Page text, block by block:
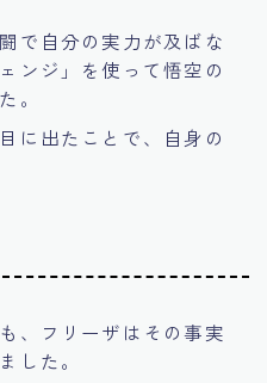
で自分の実力が及ばな
ンジ」を使って悟空の
。
に出たことで、自身の
、フリーザはその事実
した。